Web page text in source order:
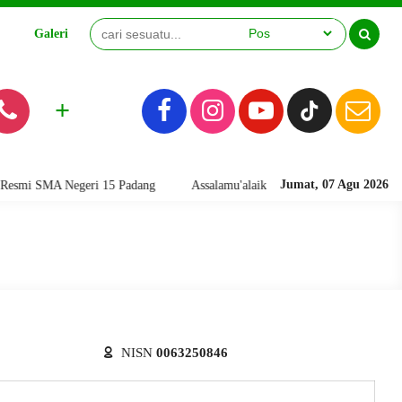
Galeri Video
+
Jumat, 07 Agu 2026
Negeri 15 Padang Assalamu'alaikum warahmatullahi
NISN 0063250846